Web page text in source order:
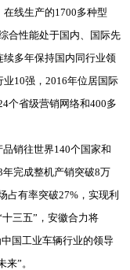
线生产的1700多种型
合性能处于国内、国际先
多年保持国内同行业领
10强，2016年位居国际
个省级营销网络和400多
销往世界140个国家和
完成整机产销突破8万
占有率突破27%，实现利
三五”，安徽合力将
国工业车辆行业的领导
”。